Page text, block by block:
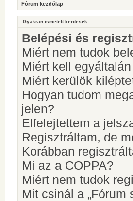
Fórum kezdőlap
Gyakran ismételt kérdések
Belépési és
Miért nem tudok
Miért kell
Miért kerülök
Hogyan tudom
jelen?
Elfelejtettem a
Regisztráltam, de
Korábban
Mi az a COPPA?
Miért nem tudok
Mit csinál a „Fórum